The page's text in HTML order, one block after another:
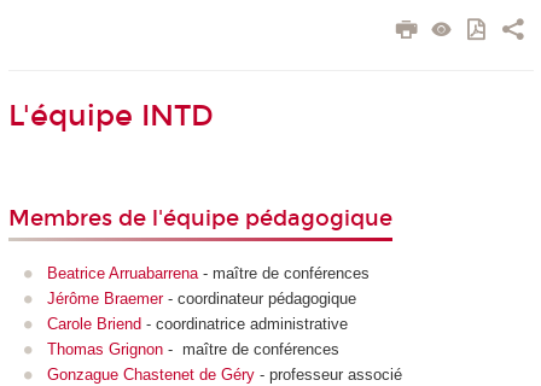
L'équipe INTD
Membres de l'équipe pédagogique
Beatrice Arruabarrena- maître de conférences
Jérôme Braemer- coordinateur pédagogique
Carole Briend - coordinatrice administrative
Thomas Grignon - maître de conférences
Gonzague Chastenet de Géry - professeur associé